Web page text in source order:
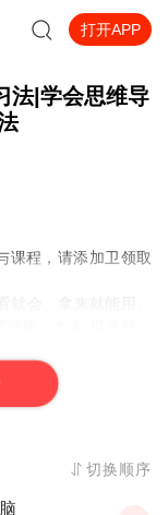
打开APP
法|学会思维导
课程，请添加卫领取
格、杰夫·贝佐斯、
切换顺序